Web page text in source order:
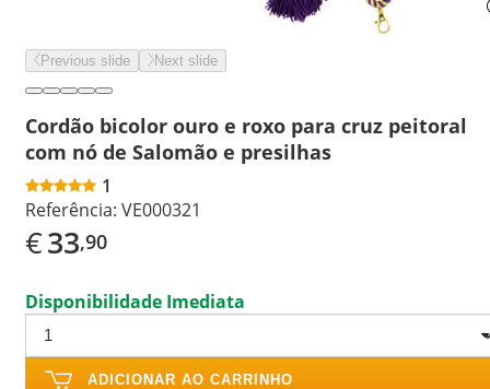
Previous slide Next slide
Cordão bicolor ouro e roxo para cruz peitoral
com nó de Salomão e presilhas
1
Referência: VE000321
€33,90
Disponibilidade Imediata
ADICIONAR AO CARRINHO